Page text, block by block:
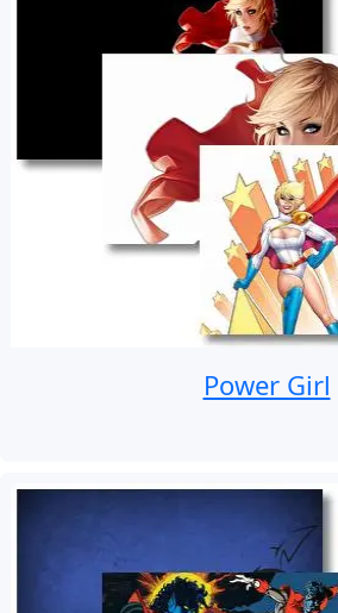
Power Girl